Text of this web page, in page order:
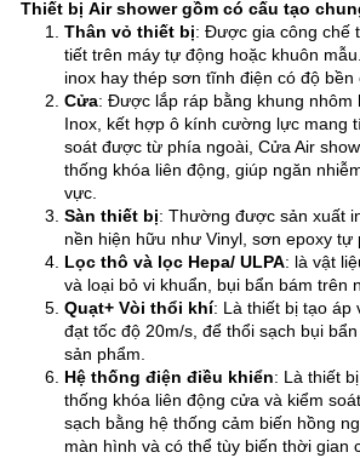
Thiết bịAir showergồm có cấu tạo
Thân vỏ thiết bị: Được gia công chế
tiết trên máy tự động hoặc khuôn
inox hay thép sơn tĩnh điện có độ bền
Cửa: Được lắp ráp bằng khung nhôm
Inox, kết hợp ô kính cường lực mang
soát được từ phía ngoài, Cửa Air
thống khóa liên động, giúp ngăn
vực.
Sàn thiết bị: Thường được sản xuất
nền hiện hữu như Vinyl, sơn epoxy tự
Lọc thô và lọc Hepa/ ULPA: là vật
và loại bỏ vi khuẩn, bụi bẩn bám trên
Quạt+ Vòi thổi khí: Là thiết bị tạo áp
đạt tốc độ 20m/s, để thổi sạch bụi
sản phẩm.
Hệ thống điện điều khiển: Là thiết
thống khóa liên động cửa và kiểm
sạch bằng hệ thống cảm biến hồng
màn hình và có thể tùy biến thời gian